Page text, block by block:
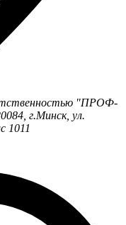
"ПРОФ-
г.Минск, ул.
1011